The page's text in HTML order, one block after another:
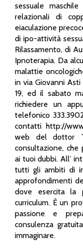
sessuale
relazionali di
eiaculazione
di ipo-attività
Rilassamento, di
Ipnoterapia. Da
malattie
in via Giovanni
19, ed il sabato
richiedere un
telefonico
contatti http://
web del dottor
consultazione,
ai tuoi dubbi. All’
tutti gli ambiti di
approfondimenti
dove esercita la
curriculum. È un
passione e
consulenza
immaginare.